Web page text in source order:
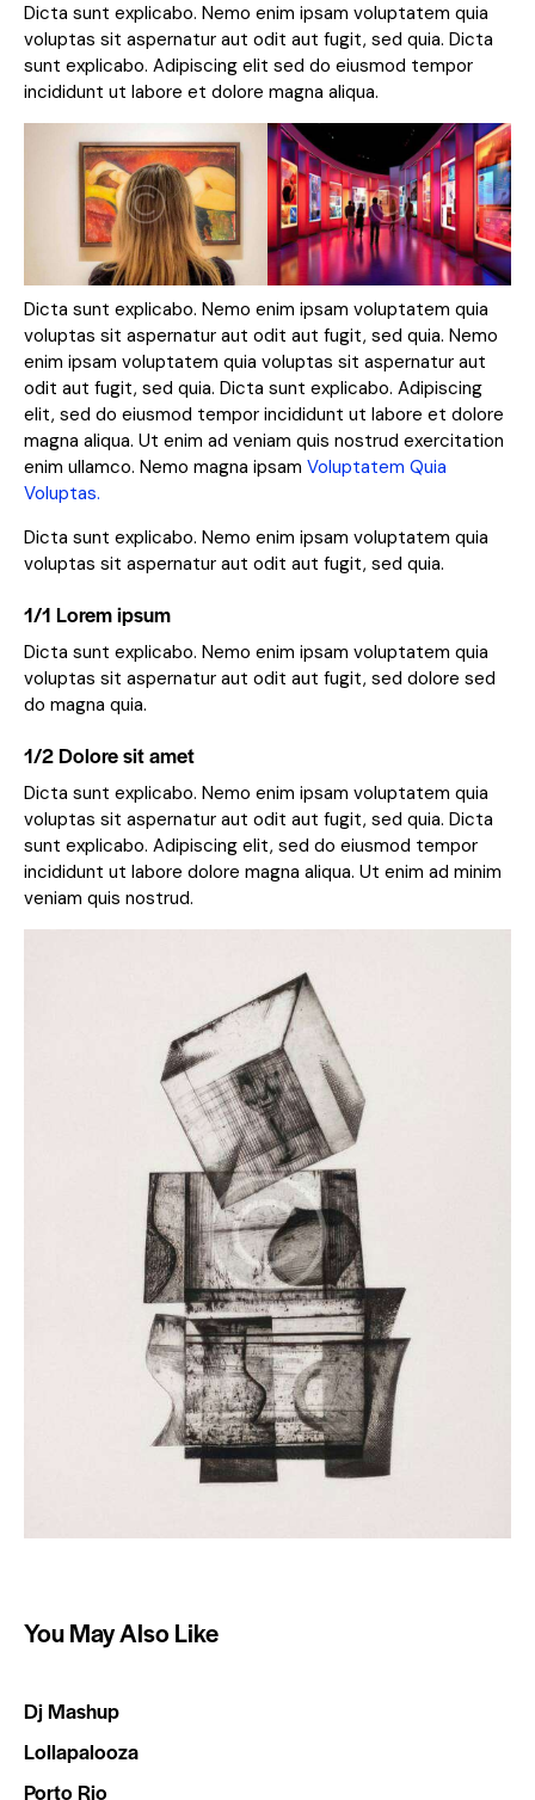
Dicta sunt explicabo. Nemo enim ipsam voluptatem quia
voluptas sit aspernatur aut odit aut fugit, sed quia. Dicta
sunt explicabo. Adipiscing elit sed do eiusmod tempor
incididunt ut labore et dolore magna aliqua.
Dicta sunt explicabo. Nemo enim ipsam voluptatem quia
voluptas sit aspernatur aut odit aut fugit, sed quia. Nemo
enim ipsam voluptatem quia voluptas sit aspernatur aut
odit aut fugit, sed quia. Dicta sunt explicabo. Adipiscing
elit, sed do eiusmod tempor incididunt ut labore et dolore
magna aliqua. Ut enim ad veniam quis nostrud exercitation
enim ullamco. Nemo magna ipsam Voluptatem Quia
Voluptas.
Dicta sunt explicabo. Nemo enim ipsam voluptatem quia
voluptas sit aspernatur aut odit aut fugit, sed quia.
1/1 Lorem ipsum
Dicta sunt explicabo. Nemo enim ipsam voluptatem quia
voluptas sit aspernatur aut odit aut fugit, sed dolore sed
do magna quia.
1/2 Dolore sit amet
Dicta sunt explicabo. Nemo enim ipsam voluptatem quia
voluptas sit aspernatur aut odit aut fugit, sed quia. Dicta
sunt explicabo. Adipiscing elit, sed do eiusmod tempor
incididunt ut labore dolore magna aliqua. Ut enim ad minim
veniam quis nostrud.
You May Also Like
Dj Mashup
Lollapalooza
Porto Rio